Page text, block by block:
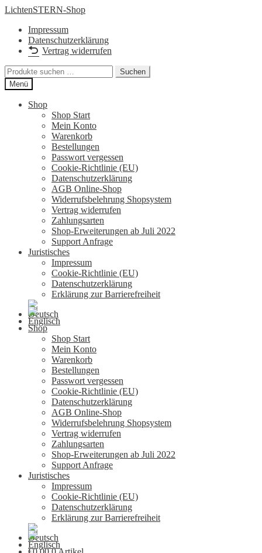
Zur
springen
Zum
springen
LichtenSTERN-Shop
Impressum
Datenschutzerklärung
Vertrag widerrufen
Suchen
nach:
Suchen
Menü
Shop
Shop Start
Mein Konto
Warenkorb
Bestellungen
Passwort vergessen
Cookie-Richtlinie (EU)
Datenschutzerklärung
AGB Online-Shop
Widerrufsbelehrung Shopsystem
Vertrag widerrufen
Zahlungsarten
Shop-Erweiterungen ab Juli 2022
Support Anfrage
Juristisches
Impressum
Cookie-Richtlinie (EU)
Datenschutzerklärung
Erklärung zur Barrierefreiheit
Shop
Shop Start
Mein Konto
Warenkorb
Bestellungen
Passwort vergessen
Cookie-Richtlinie (EU)
Datenschutzerklärung
AGB Online-Shop
Widerrufsbelehrung Shopsystem
Vertrag widerrufen
Zahlungsarten
Shop-Erweiterungen ab Juli 2022
Support Anfrage
Juristisches
Impressum
Cookie-Richtlinie (EU)
Datenschutzerklärung
Erklärung zur Barrierefreiheit